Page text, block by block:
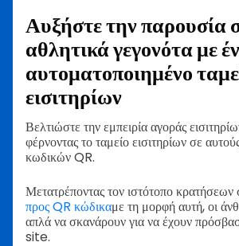
Αυξήστε την παρουσία
αθλητικά γεγονότα με
αυτοματοποιημένο
εισιτηρίων
Βελτιώστε την εμπειρία αγοράς
φέρνοντας το ταμείο εισιτηρίων σε
κωδικών QR.
Μετατρέποντας τον ιστότοπο κρατήσεων
προς QR κώδικαμε τη μορφή αυτή, οι
απλά να σκανάρουν για να έχουν
site.